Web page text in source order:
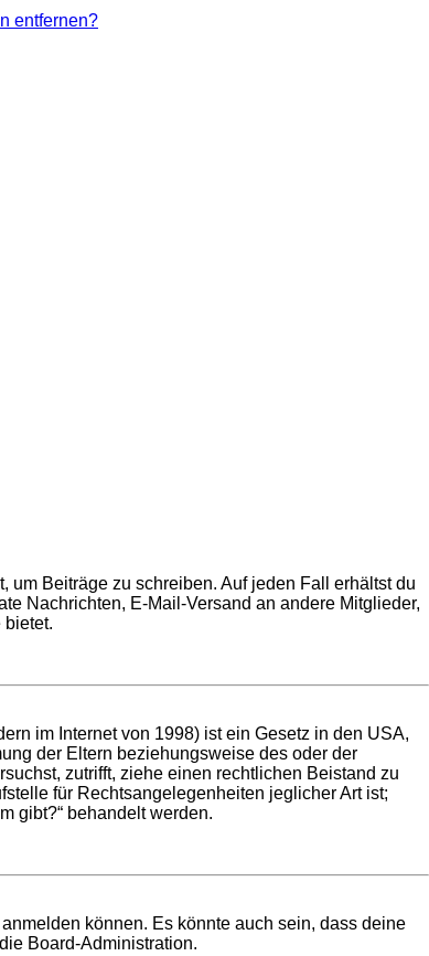
entfernen?
Beiträge zu schreiben. Auf jeden Fall erhältst du
Nachrichten, E-Mail-Versand an andere Mitglieder,
bietet.
im Internet von 1998) ist ein Gesetz in den USA,
der Eltern beziehungsweise des oder der
zutrifft, ziehe einen rechtlichen Beistand zu
für Rechtsangelegenheiten jeglicher Art ist;
gibt?“ behandelt werden.
können. Es könnte auch sein, dass deine
Board-Administration.